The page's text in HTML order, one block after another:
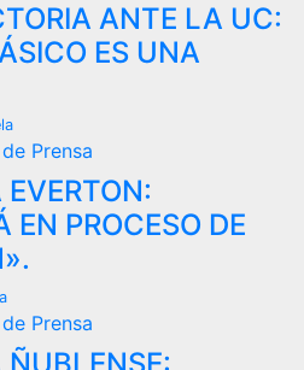
ANTE LA UC:
ES UNA
Prensa
EVERTON:
EN PROCESO DE
Prensa